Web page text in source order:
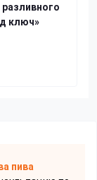
ключ»
пива